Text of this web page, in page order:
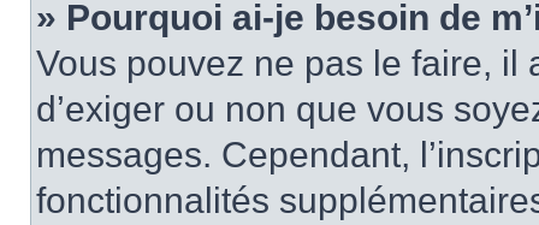
» Pourquoi ai-je besoin de
Vous pouvez ne pas le faire, il
d’exiger ou non que vous
messages. Cependant,
fonctionnalités